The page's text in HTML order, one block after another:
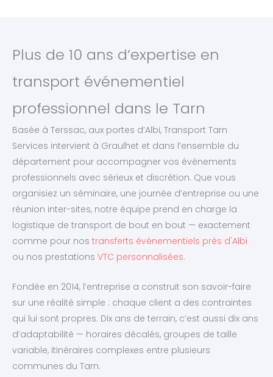
Plus de 10 ans d’expertise en
transport événementiel
professionnel dans le Tarn
Basée à Terssac, aux portes d’Albi, Transport Tarn
Services intervient à Graulhet et dans l’ensemble du
département pour accompagner vos événements
professionnels avec sérieux et discrétion. Que vous
organisiez un séminaire, une journée d’entreprise ou une
réunion inter-sites, notre équipe prend en charge la
logistique de transport de bout en bout — exactement
comme pour nos transferts événementiels près d'Albi
ou nos prestations VTC personnalisées.
Fondée en 2014, l’entreprise a construit son savoir-faire
sur une réalité simple : chaque client a des contraintes
qui lui sont propres. Dix ans de terrain, c’est aussi dix ans
d’adaptabilité — horaires décalés, groupes de taille
variable, itinéraires complexes entre plusieurs
communes du Tarn.